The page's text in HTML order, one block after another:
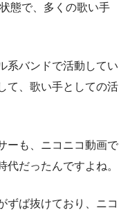
態で、多くの歌い手
系バンドで活動してい
て、歌い手としての活
ーも、ニコニコ動画で
だったんですよね。
ずば抜けており、ニコ